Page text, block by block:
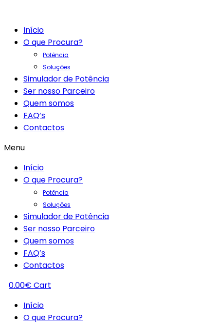
Início
O que Procura?
Potência
Soluções
Simulador de Potência
Ser nosso Parceiro
Quem somos
FAQ’s
Contactos
Menu
Início
O que Procura?
Potência
Soluções
Simulador de Potência
Ser nosso Parceiro
Quem somos
FAQ’s
Contactos
0.00€ Cart
Início
O que Procura?